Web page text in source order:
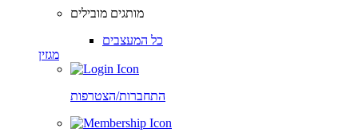
מותגים מובילים
כל המעצבים
מגזין
התחברות/הצטרפות